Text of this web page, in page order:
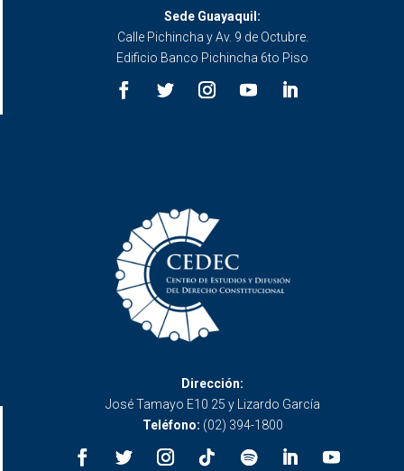
Sede Guayaquil:
Calle Pichincha y Av. 9 de Octubre.
Edificio Banco Pichincha 6to Piso
Dirección:
José Tamayo E10 25 y Lizardo García
Teléfono: (02) 394-1800